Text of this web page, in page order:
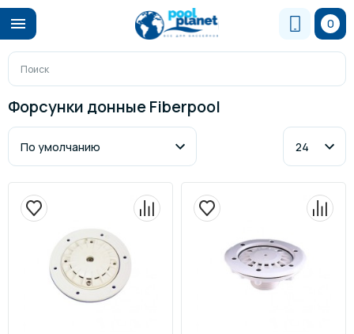
0
Форсунки донные Fiberpool